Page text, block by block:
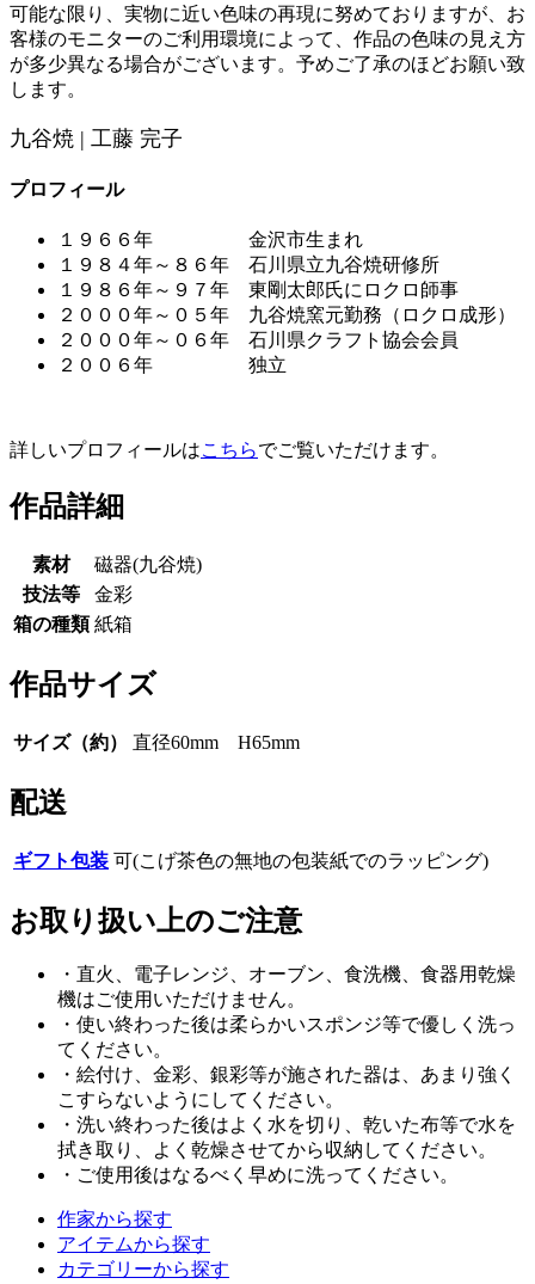
可能な限り、実物に近い色味の再現に努めておりますが、お
客様のモニターのご利用環境によって、作品の色味の見え方
が多少異なる場合がございます。予めご了承のほどお願い致
します。
九谷焼 | 工藤 完子
プロフィール
１９６６年 金沢市生まれ
１９８４年～８６年 石川県立九谷焼研修所
１９８６年～９７年 東剛太郎氏にロクロ師事
２０００年～０５年 九谷焼窯元勤務（ロクロ成形）
２０００年～０６年 石川県クラフト協会会員
２００６年 独立
詳しいプロフィールはこちらでご覧いただけます。
作品詳細
素材
磁器(九谷焼)
技法等
金彩
箱の種類 紙箱
作品サイズ
サイズ（約） 直径60mm H65mm
配送
ギフト包装 可(こげ茶色の無地の包装紙でのラッピング)
お取り扱い上のご注意
・直火、電子レンジ、オーブン、食洗機、食器用乾燥
機はご使用いただけません。
・使い終わった後は柔らかいスポンジ等で優しく洗っ
てください。
・絵付け、金彩、銀彩等が施された器は、あまり強く
こすらないようにしてください。
・洗い終わった後はよく水を切り、乾いた布等で水を
拭き取り、よく乾燥させてから収納してください。
・ご使用後はなるべく早めに洗ってください。
作家から探す
アイテムから探す
カテゴリーから探す